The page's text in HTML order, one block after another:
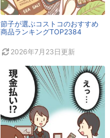
節子が選ぶコストコのおすすめ
商品ランキングTOP2384
2026年7月23日更新